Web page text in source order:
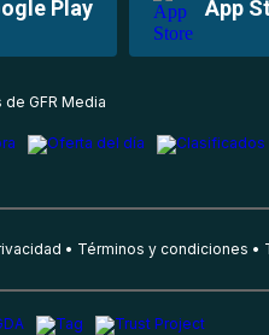
Play App
de GFR Media
Términos y condiciones